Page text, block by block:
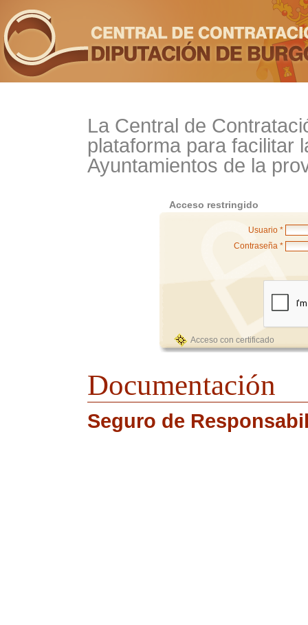
La Central de
plataforma para facilitar
Ayuntamientos de la
Acceso restringido
Usuario *
Contraseña *
Acceso con certificado
Documentación
Seguro de